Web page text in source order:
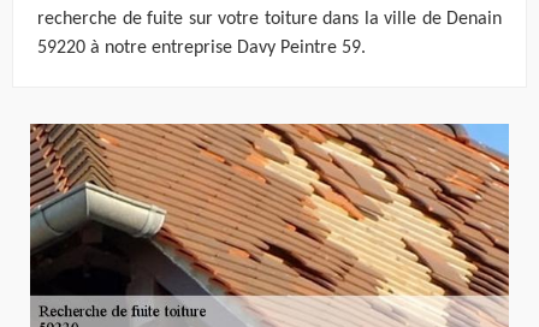
recherche de fuite sur votre toiture dans la ville de Denain
59220 à notre entreprise Davy Peintre 59.